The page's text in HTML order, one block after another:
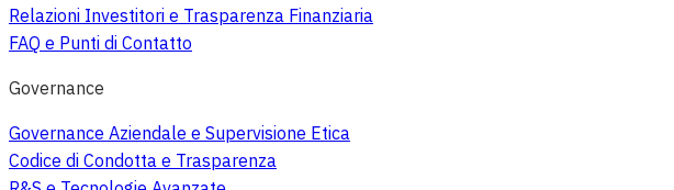
Relazioni Investitori e Trasparenza Finanziaria
FAQ e Punti di Contatto
Governance
Governance Aziendale e Supervisione Etica
Codice di Condotta e Trasparenza